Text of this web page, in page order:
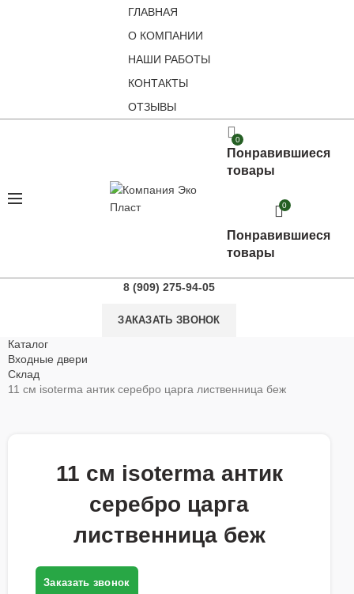
ГЛАВНАЯ
О КОМПАНИИ
НАШИ РАБОТЫ
КОНТАКТЫ
ОТЗЫВЫ
0
Понравившиеся
товары
0
Понравившиеся
товары
8 (909) 275-94-05
ЗАКАЗАТЬ ЗВОНОК
Каталог
Входные двери
Склад
11 см isoterma антик серебро царга лиственница беж
11 см isoterma антик
серебро царга
лиственница беж
Заказать звонок